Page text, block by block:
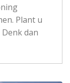
Plant u
dan